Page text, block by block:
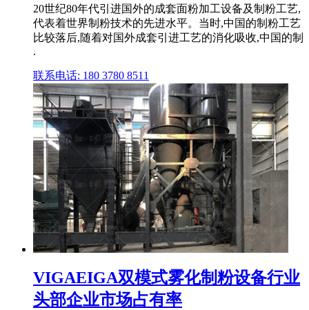
20世纪80年代引进国外的成套面粉加工设备及制粉工艺,
代表着世界制粉技术的先进水平。当时,中国的制粉工艺
比较落后,随着对国外成套引进工艺的消化吸收,中国的制
.
联系电话: 180 3780 8511
VIGAEIGA双模式雾化制粉设备行业
头部企业市场占有率